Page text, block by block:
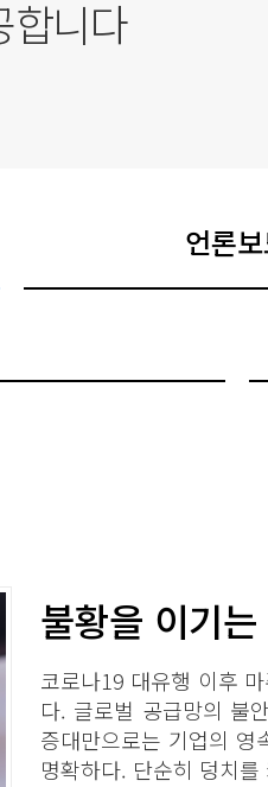
합니다
언론
불황을 이기
코로나19 대유행 이후
다. 글로벌 공급망의 불
증대만으로는 기업의 영
명확하다. 단순히 덩치